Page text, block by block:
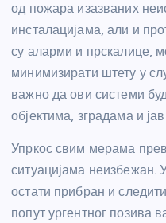
од пожара изазваних
инсталацијама, али и
су аларми и прскалице,
минимизирати штету у
важно да ови системи
објектима, зградама и
Упркос свим мерама
ситуацијама неизбежан.
остати прибран и
попут ургентног позива